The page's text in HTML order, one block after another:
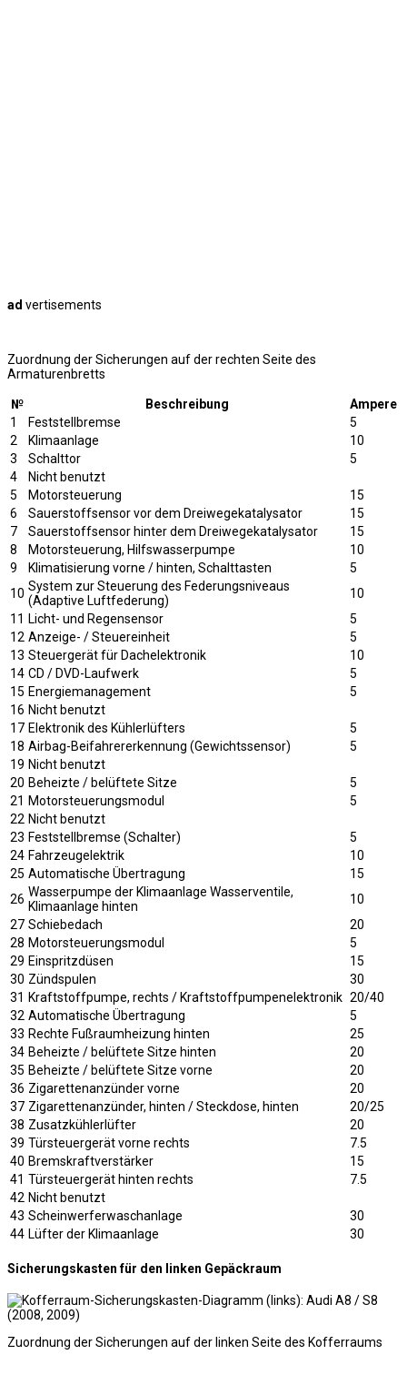
ad vertisements
Zuordnung der Sicherungen auf der rechten Seite des
Armaturenbretts
№ Beschreibung
Ampere
1
Feststellbremse
5
2
Klimaanlage
10
3
Schalttor
5
4
Nicht benutzt
5
Motorsteuerung
15
6
Sauerstoffsensor vor dem Dreiwegekatalysator
15
7
Sauerstoffsensor hinter dem Dreiwegekatalysator
15
8
Motorsteuerung, Hilfswasserpumpe
10
9
Klimatisierung vorne / hinten, Schalttasten
5
10 System zur Steuerung des Federungsniveaus
(Adaptive Luftfederung)
10
11 Licht- und Regensensor
5
12 Anzeige- / Steuereinheit
5
13 Steuergerät für Dachelektronik
10
14 CD / DVD-Laufwerk
5
15 Energiemanagement
5
16 Nicht benutzt
17 Elektronik des Kühlerlüfters
5
18 Airbag-Beifahrererkennung (Gewichtssensor)
5
19 Nicht benutzt
20 Beheizte / belüftete Sitze
5
21 Motorsteuerungsmodul
5
22 Nicht benutzt
23 Feststellbremse (Schalter)
5
24 Fahrzeugelektrik
10
25 Automatische Übertragung
15
26 Wasserpumpe der Klimaanlage Wasserventile,
Klimaanlage hinten
10
27 Schiebedach
20
28 Motorsteuerungsmodul
5
29 Einspritzdüsen
15
30 Zündspulen
30
31 Kraftstoffpumpe, rechts / Kraftstoffpumpenelektronik 20/40
32 Automatische Übertragung
5
33 Rechte Fußraumheizung hinten
25
34 Beheizte / belüftete Sitze hinten
20
35 Beheizte / belüftete Sitze vorne
20
36 Zigarettenanzünder vorne
20
37 Zigarettenanzünder, hinten / Steckdose, hinten
20/25
38 Zusatzkühlerlüfter
20
39 Türsteuergerät vorne rechts
7.5
40 Bremskraftverstärker
15
41 Türsteuergerät hinten rechts
7.5
42 Nicht benutzt
43 Scheinwerferwaschanlage
30
44 Lüfter der Klimaanlage 30
Sicherungskasten für den linken Gepäckraum
Zuordnung der Sicherungen auf der linken Seite des Kofferraums